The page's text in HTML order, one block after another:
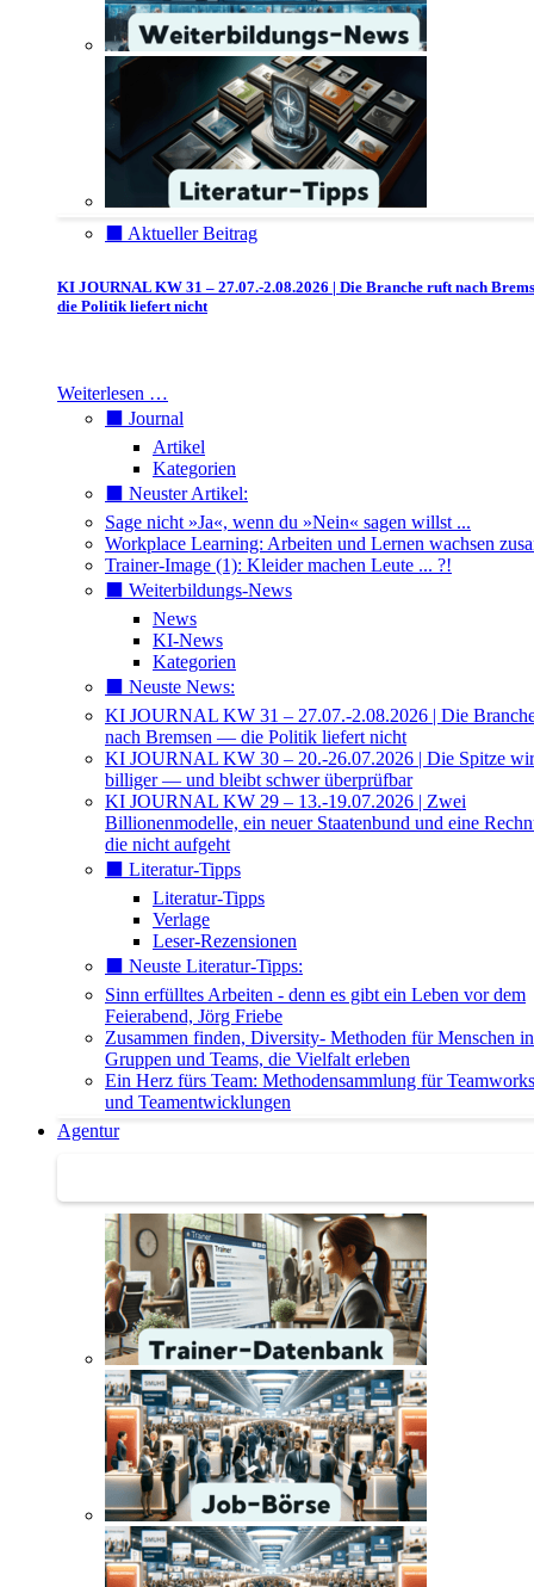
⬛️ Aktueller Beitrag
KI JOURNAL KW 31 – 27.07.-2.08.2026 | Die Branche ruft nach
die Politik liefert nicht
Weiterlesen …
⬛️ Journal
Artikel
Kategorien
⬛️ Neuster Artikel:
Sage nicht »Ja«, wenn du »Nein« sagen willst ...
Workplace Learning: Arbeiten und Lernen wachsen
Trainer-Image (1): Kleider machen Leute ... ?!
⬛️ Weiterbildungs-News
News
KI-News
Kategorien
⬛️ Neuste News:
KI JOURNAL KW 31 – 27.07.-2.08.2026 | Die
nach Bremsen — die Politik liefert nicht
KI JOURNAL KW 30 – 20.-26.07.2026 | Die Spitze
billiger — und bleibt schwer überprüfbar
KI JOURNAL KW 29 – 13.-19.07.2026 | Zwei
Billionenmodelle, ein neuer Staatenbund und eine
die nicht aufgeht
⬛️ Literatur-Tipps
Literatur-Tipps
Verlage
Leser-Rezensionen
⬛️ Neuste Literatur-Tipps:
Sinn erfülltes Arbeiten - denn es gibt ein Leben vor dem
Feierabend, Jörg Friebe
Zusammen finden, Diversity- Methoden für Menschen in
Gruppen und Teams, die Vielfalt erleben
Ein Herz fürs Team: Methodensammlung für
und Teamentwicklungen
Agentur